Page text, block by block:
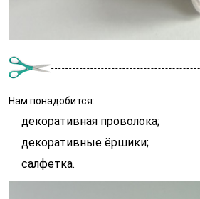
Нам понадобится:
декоративная проволока;
декоративные ёршики;
салфетка.